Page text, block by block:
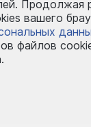
Продолжая
вашего
файлов